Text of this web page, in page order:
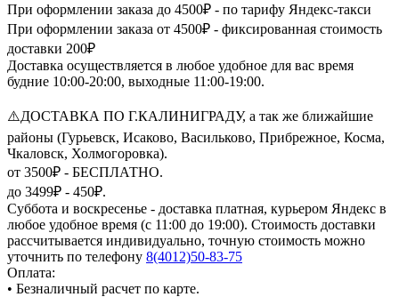
При оформлении заказа до 4500₽ - по тарифу Яндекс-такси
При оформлении заказа от 4500₽ - фиксированная стоимость
доставки 200₽
Доставка осуществляется в любое удобное для вас время
будние 10:00-20:00, выходные 11:00-19:00.
⚠️ДОСТАВКА ПО Г.КАЛИНИГРАДУ, а так же ближайшие
районы (Гурьевск, Исаково, Васильково, Прибрежное, Косма,
Чкаловск, Холмогоровка).
от 3500₽ - БЕСПЛАТНО.
до 3499₽ - 450₽.
Суббота и воскресенье - доставка платная, курьером Яндекс в
любое удобное время (с 11:00 до 19:00). Стоимость доставки
рассчитывается индивидуально, точную стоимость можно
уточнить по телефону 8(4012)50-83-75
Оплата:
• Безналичный расчет по карте.